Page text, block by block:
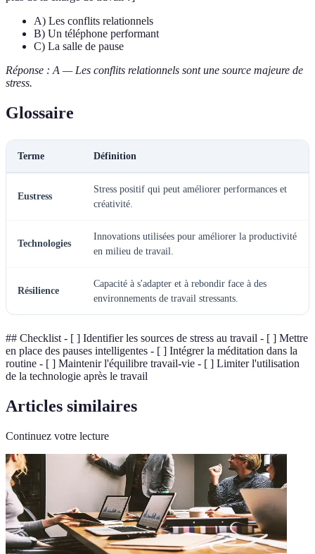
A) Les conflits relationnels
B) Un téléphone performant
C) La salle de pause
Réponse : A — Les conflits relationnels sont une source majeure de
stress.
Glossaire
Terme Définition
Eustress
Stress positif qui peut améliorer performances et
créativité.
Technologies
Innovations utilisées pour améliorer la productivité
en milieu de travail.
Résilience
Capacité à s'adapter et à rebondir face à des
environnements de travail stressants.
## Checklist - [ ] Identifier les sources de stress au travail - [ ] Mettre
en place des pauses intelligentes - [ ] Intégrer la méditation dans la
routine - [ ] Maintenir l'équilibre travail-vie - [ ] Limiter l'utilisation
de la technologie après le travail
Articles similaires
Continuez votre lecture